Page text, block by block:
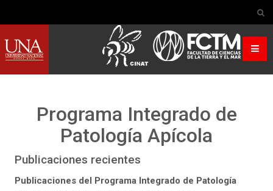
Programa Integrado de
Patología Apícola
Publicaciones recientes
Publicaciones del Programa Integrado de Patología